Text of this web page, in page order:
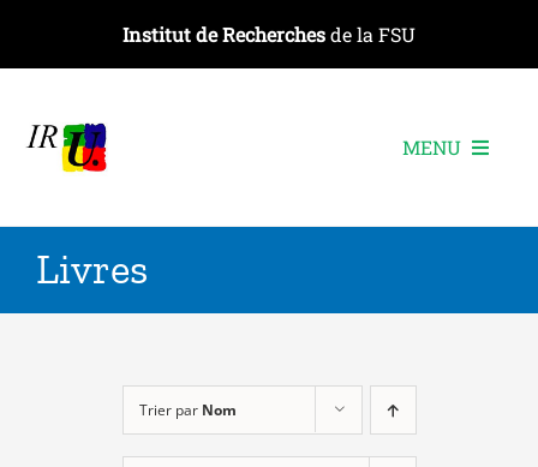
contenu
Institut de Recherchesde la FSU
MENU
Les recherches
Les événements
Livres
Trier par Nom